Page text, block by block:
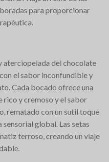
para proporcionar
aterciopelada del chocolate
el sabor inconfundible y
Cada bocado ofrece una
rico y cremoso y el sabor
rematado con un sutil toque
global. Las setas
terroso, creando un viaje